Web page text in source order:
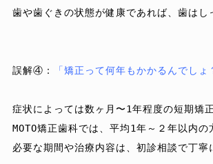
歯や歯ぐきの状態が健康であれば、歯はし
誤解④ ： 「矯正って何年もかかるんでしょ
症状によっては数ヶ月〜1年程度の短期矯
MOTO矯正歯科では、平均1年～２年以内の
必要な期間や治療内容は、初診相談で丁寧